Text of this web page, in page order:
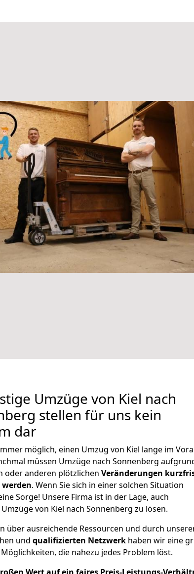
Umzüge von Kiel nach
stellen für uns kein
dar
möglich, einen Umzug von Kiel lange im
müssen Umzüge nach Sonnenberg
oder anderen plötzlichen Veränderungen
. Wenn Sie sich in einer solchen Situation
Sorge! Unsere Firma ist in der Lage, auch
von Kiel nach Sonnenberg zu lösen.
über ausreichende Ressourcen und durch
und qualifizierten Netzwerk haben wir eine
die nahezu jedes Problem löst.